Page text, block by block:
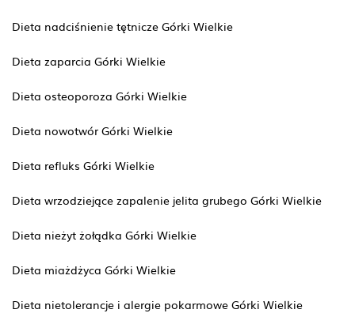
Dieta nadciśnienie tętnicze Górki Wielkie
Dieta zaparcia Górki Wielkie
Dieta osteoporoza Górki Wielkie
Dieta nowotwór Górki Wielkie
Dieta refluks Górki Wielkie
Dieta wrzodziejące zapalenie jelita grubego Górki Wielkie
Dieta nieżyt żołądka Górki Wielkie
Dieta miażdżyca Górki Wielkie
Dieta nietolerancje i alergie pokarmowe Górki Wielkie